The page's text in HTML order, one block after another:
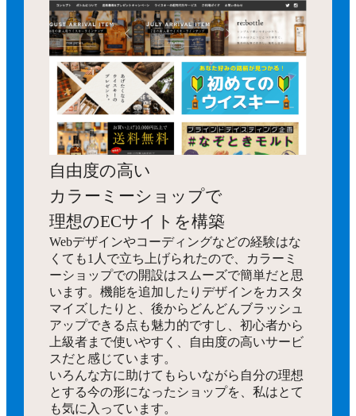
自由度の高い
カラーミーショップで
理想のECサイトを構築
Webデザインやコーディングなどの経験はな
くても1人で立ち上げられたので、カラーミ
ーショップでの開設はスムーズで簡単だと思
います。機能を追加したりデザインをカスタ
マイズしたりと、後からどんどんブラッシュ
アップできる点も魅力的ですし、初心者から
上級者まで使いやすく、自由度の高いサービ
スだと感じています。
いろんな方に助けてもらいながら自分の理想
とする今の形になったショップを、私はとて
も気に入っています。